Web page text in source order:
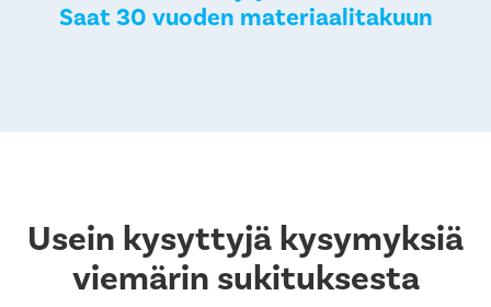
Saat 30 vuoden materiaalitakuun
Usein kysyttyjä kysymyksiä
viemärin sukituksesta